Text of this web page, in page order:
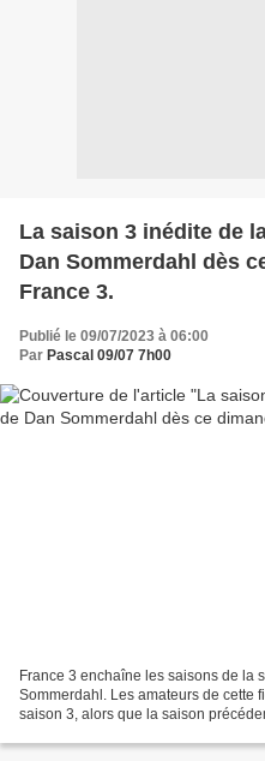
La saison 3 inédite de
Dan Sommerdahl dès
France 3.
Publié le 09/07/2023 à 06:00
Par Pascal 09/07 7h00
France 3 enchaîne les saisons de la
Sommerdahl. Les amateurs de cette
saison 3, alors que la saison